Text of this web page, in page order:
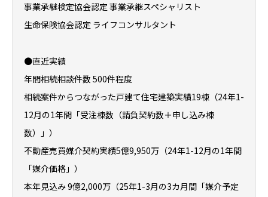
事業承継検定協会認定 事業承継スペシャリスト
生命保険協会認定 ライフコンサルタント
●直近実績
年間相続相談件数 500件程度
相続案件からつながった戸建て住宅建築実績19棟（24年1-
12月の1年間「受注棟数（請負契約数＋申し込み棟
数）」）
不動産売買媒介契約実績5億9,950万（24年1-12月の1年間
「媒介価格」）
本年見込み 9億2,000万（25年1-3月の3カ月間「媒介予定